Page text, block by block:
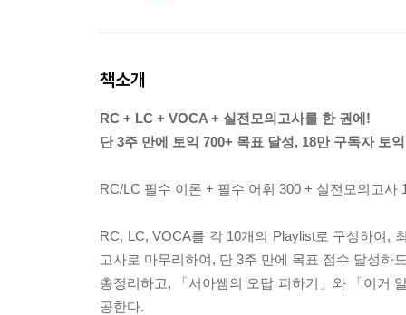
책소개
RC + LC + VOCA + 실전모의고사를 한 권에!
단 3주 만에 토익 700+ 목표 달성, 18만 구독자 토
RC/LC 필수 이론 + 필수 어휘 300 + 실전모의고
RC, LC, VOCA를 각 10개의 Playlist로 구성하여,
고사로 마무리하여, 단 3주 만에 목표 점수 달성하
총정리하고, 「서아쌤의 오답 피하기」와 「이거
공한다.